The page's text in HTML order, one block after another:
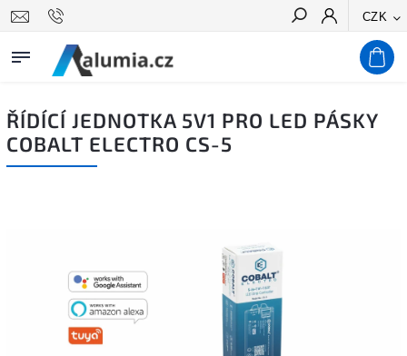
CZK
Hledat
ŘÍDÍCÍ JEDNOTKA 5V1 PRO LED PÁSKY
COBALT ELECTRO CS-5